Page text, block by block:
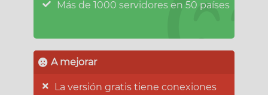
Más de 1000 servidores en 50 países
A mejorar
La versión gratis tiene conexiones